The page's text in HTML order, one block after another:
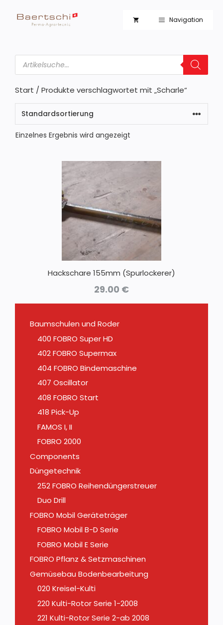
Inhalt
Navigation
Products
search
Start / Produkte verschlagwortet mit „Scharle“
Einzelnes Ergebnis wird angezeigt
Hackschare 155mm (Spurlockerer)
29.00 €
Baumschulen und Roder
400 FOBRO Super HD
402 FOBRO Supermax
404 FOBRO Bindemaschine
407 Oscillator
408 FOBRO Start
418 Pick-Up
FAMOS I, II
FOBRO 2000
Components
Düngetechnik
252 FOBRO Reihendüngerstreuer
Duo Drill
FOBRO Mobil Geräteträger
FOBRO Mobil B-D Serie
FOBRO Mobil E Serie
FOBRO Pflanz & Setzmaschinen
Gemüsebau Bodenbearbeitung
020 Kreisel-Kulti
220 Kulti-Rotor Serie 1-2008
221 Kulti-Rotor Serie 2-ab 2008